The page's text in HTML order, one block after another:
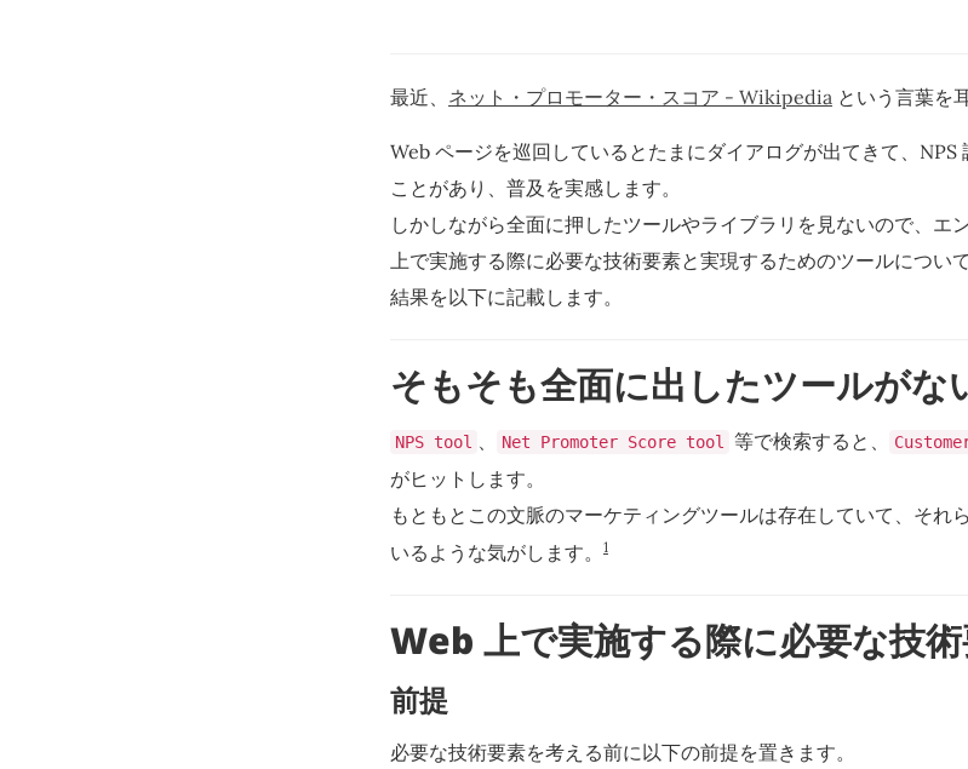
最近、 ネット・プロモーター・スコア - Wikipedia という言葉を
Web ページを巡回しているとたまにダイアログが出てきて、NPS
ことがあり、普及を実感します。
しかしながら全面に押したツールやライブラリを見ないので、エ
上で実施する際に必要な技術要素と実現するためのツールについ
結果を以下に記載します。
そもそも全面に出したツールがな
NPS tool 、 Net Promoter Score tool 等で検索すると、
がヒットします。
もともとこの文脈のマーケティングツールは存在していて、それ
いるような気がします。
1
Web 上で実施する際に必要な技
前提
必要な技術要素を考える前に以下の前提を置きます。